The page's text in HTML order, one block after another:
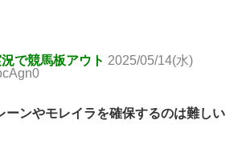
で競馬板アウト 2025/05/14(水)
ーンやモレイラを確保するのは難しい